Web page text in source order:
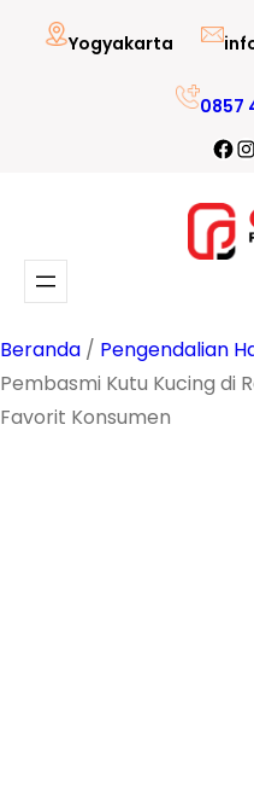
Lewati
Yogyakarta
0857
Beranda / Pengendalian
Pembasmi Kutu Kucing di
Favorit Konsumen